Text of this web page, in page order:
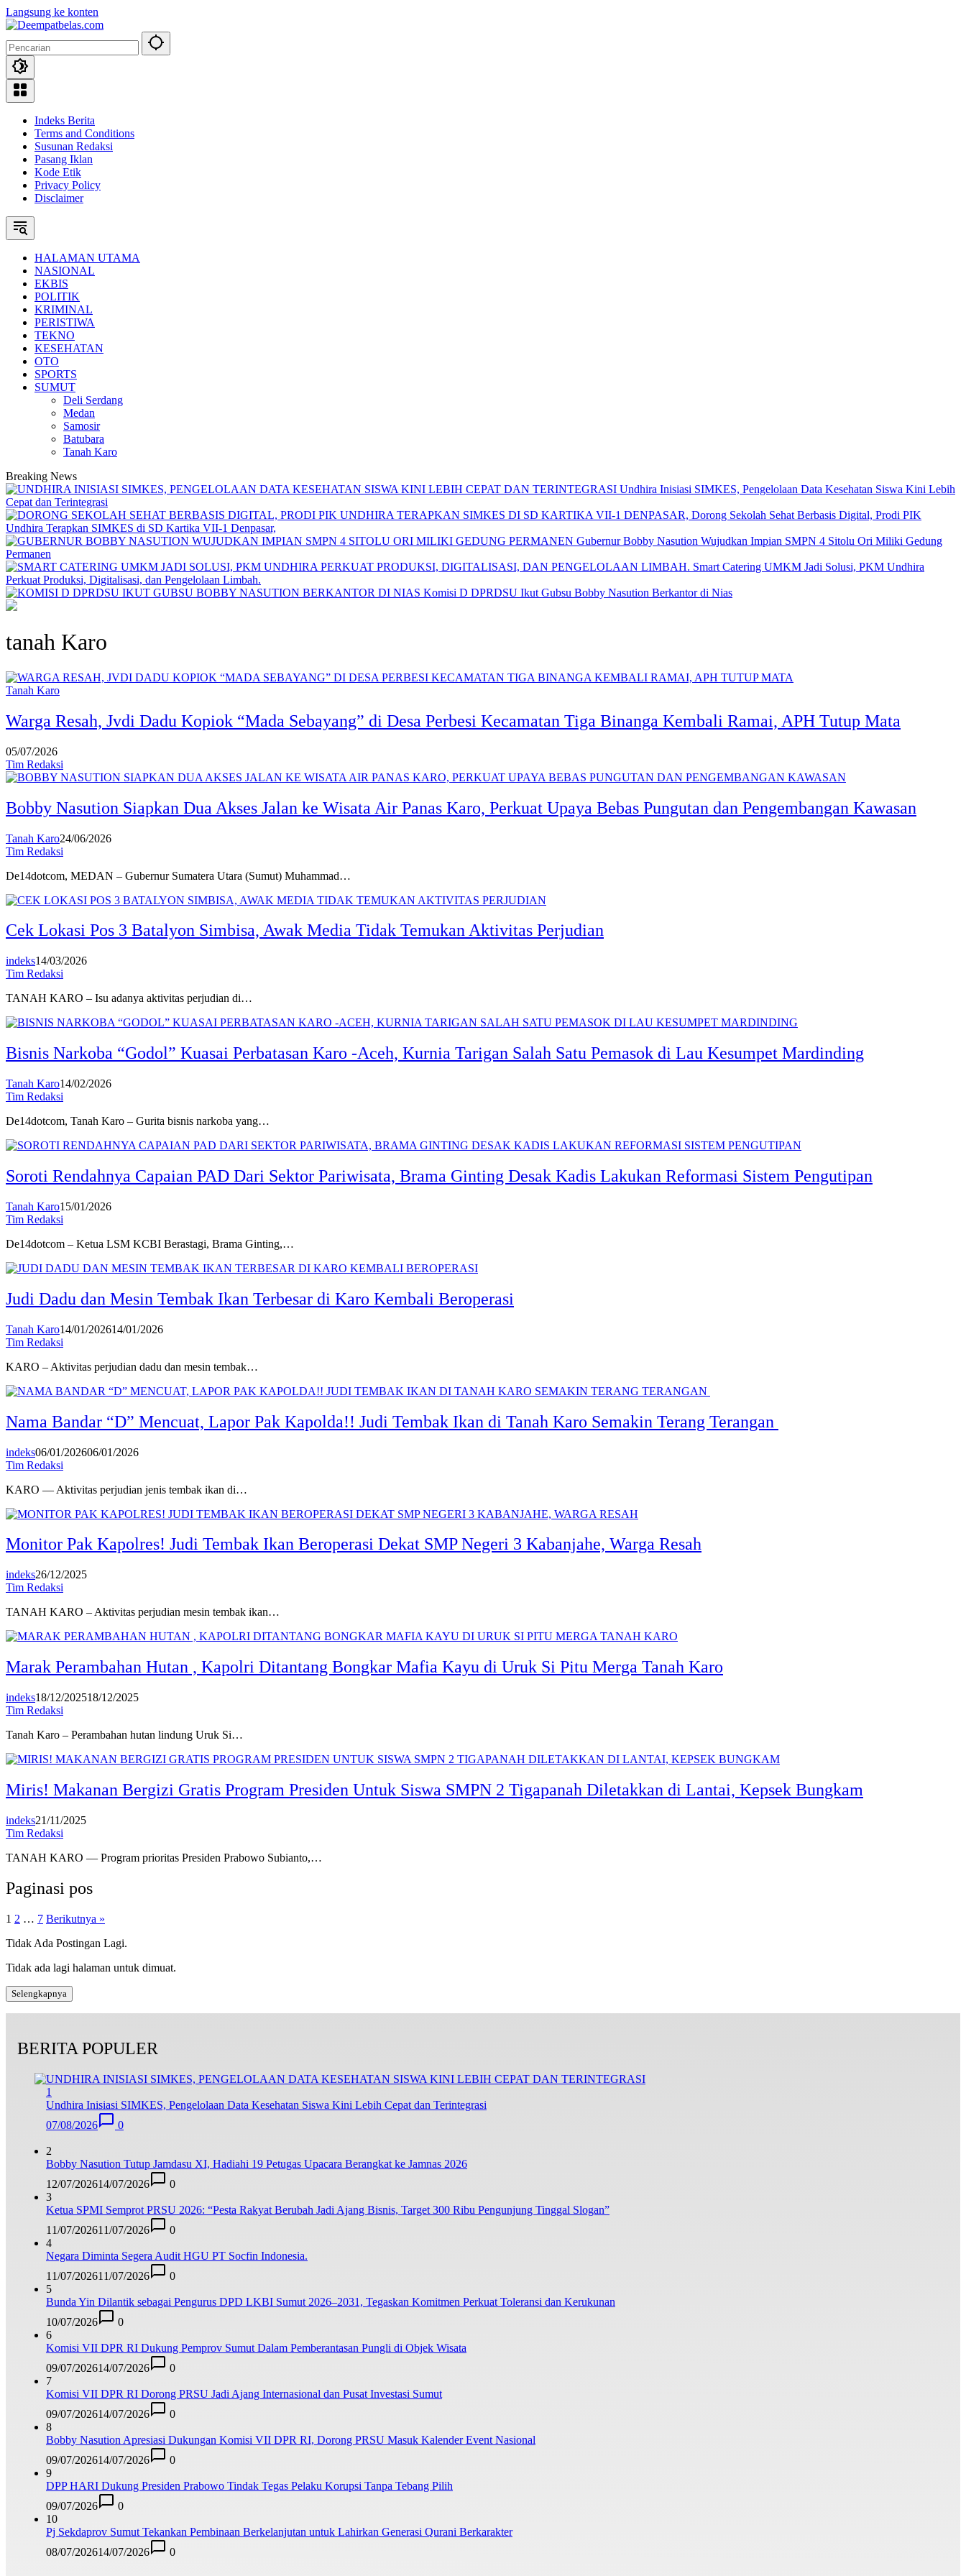
Langsung ke konten
Indeks Berita
Terms and Conditions
Susunan Redaksi
Pasang Iklan
Kode Etik
Privacy Policy
Disclaimer
HALAMAN UTAMA
NASIONAL
EKBIS
POLITIK
KRIMINAL
PERISTIWA
TEKNO
KESEHATAN
OTO
SPORTS
SUMUT
Deli Serdang
Medan
Samosir
Batubara
Tanah Karo
Breaking News
Undhira Inisiasi SIMKES, Pengelolaan Data Kesehatan Siswa Kini Lebih
Cepat dan Terintegrasi
Dorong Sekolah Sehat Berbasis Digital, Prodi PIK
Undhira Terapkan SIMKES di SD Kartika VII-1 Denpasar,
Gubernur Bobby Nasution Wujudkan Impian SMPN 4 Sitolu Ori Miliki Gedung
Permanen
Smart Catering UMKM Jadi Solusi, PKM Undhira
Perkuat Produksi, Digitalisasi, dan Pengelolaan Limbah.
Komisi D DPRDSU Ikut Gubsu Bobby Nasution Berkantor di Nias
tanah Karo
Tanah Karo
Warga Resah, Jvdi Dadu Kopiok “Mada Sebayang” di Desa Perbesi Kecamatan Tiga Binanga Kembali Ramai, APH Tutup Mata
05/07/2026
Tim Redaksi
Bobby Nasution Siapkan Dua Akses Jalan ke Wisata Air Panas Karo, Perkuat Upaya Bebas Pungutan dan Pengembangan Kawasan
Tanah Karo24/06/2026
Tim Redaksi
De14dotcom, MEDAN – Gubernur Sumatera Utara (Sumut) Muhammad…
Cek Lokasi Pos 3 Batalyon Simbisa, Awak Media Tidak Temukan Aktivitas Perjudian
indeks14/03/2026
Tim Redaksi
TANAH KARO – Isu adanya aktivitas perjudian di…
Bisnis Narkoba “Godol” Kuasai Perbatasan Karo -Aceh, Kurnia Tarigan Salah Satu Pemasok di Lau Kesumpet Mardinding
Tanah Karo14/02/2026
Tim Redaksi
De14dotcom, Tanah Karo – Gurita bisnis narkoba yang…
Soroti Rendahnya Capaian PAD Dari Sektor Pariwisata, Brama Ginting Desak Kadis Lakukan Reformasi Sistem Pengutipan
Tanah Karo15/01/2026
Tim Redaksi
De14dotcom – Ketua LSM KCBI Berastagi, Brama Ginting,…
Judi Dadu dan Mesin Tembak Ikan Terbesar di Karo Kembali Beroperasi
Tanah Karo14/01/202614/01/2026
Tim Redaksi
KARO – Aktivitas perjudian dadu dan mesin tembak…
Nama Bandar “D” Mencuat, Lapor Pak Kapolda!! Judi Tembak Ikan di Tanah Karo Semakin Terang Terangan
indeks06/01/202606/01/2026
Tim Redaksi
KARO — Aktivitas perjudian jenis tembak ikan di…
Monitor Pak Kapolres! Judi Tembak Ikan Beroperasi Dekat SMP Negeri 3 Kabanjahe, Warga Resah
indeks26/12/2025
Tim Redaksi
TANAH KARO – Aktivitas perjudian mesin tembak ikan…
Marak Perambahan Hutan , Kapolri Ditantang Bongkar Mafia Kayu di Uruk Si Pitu Merga Tanah Karo
indeks18/12/202518/12/2025
Tim Redaksi
Tanah Karo – Perambahan hutan lindung Uruk Si…
Miris! Makanan Bergizi Gratis Program Presiden Untuk Siswa SMPN 2 Tigapanah Diletakkan di Lantai, Kepsek Bungkam
indeks21/11/2025
Tim Redaksi
TANAH KARO — Program prioritas Presiden Prabowo Subianto,…
Paginasi pos
1 2 … 7 Berikutnya »
Tidak Ada Postingan Lagi.
Tidak ada lagi halaman untuk dimuat.
Selengkapnya
BERITA POPULER
1
Undhira Inisiasi SIMKES, Pengelolaan Data Kesehatan Siswa Kini Lebih Cepat dan Terintegrasi
07/08/2026
0
2
Bobby Nasution Tutup Jamdasu XI, Hadiahi 19 Petugas Upacara Berangkat ke Jamnas 2026
12/07/202614/07/2026
0
3
Ketua SPMI Semprot PRSU 2026: “Pesta Rakyat Berubah Jadi Ajang Bisnis, Target 300 Ribu Pengunjung Tinggal Slogan”
11/07/202611/07/2026
0
4
Negara Diminta Segera Audit HGU PT Socfin Indonesia.
11/07/202611/07/2026
0
5
Bunda Yin Dilantik sebagai Pengurus DPD LKBI Sumut 2026–2031, Tegaskan Komitmen Perkuat Toleransi dan Kerukunan
10/07/2026
0
6
Komisi VII DPR RI Dukung Pemprov Sumut Dalam Pemberantasan Pungli di Objek Wisata
09/07/202614/07/2026
0
7
Komisi VII DPR RI Dorong PRSU Jadi Ajang Internasional dan Pusat Investasi Sumut
09/07/202614/07/2026
0
8
Bobby Nasution Apresiasi Dukungan Komisi VII DPR RI, Dorong PRSU Masuk Kalender Event Nasional
09/07/202614/07/2026
0
9
DPP HARI Dukung Presiden Prabowo Tindak Tegas Pelaku Korupsi Tanpa Tebang Pilih
09/07/2026
0
10
Pj Sekdaprov Sumut Tekankan Pembinaan Berkelanjutan untuk Lahirkan Generasi Qurani Berkarakter
08/07/202614/07/2026 0